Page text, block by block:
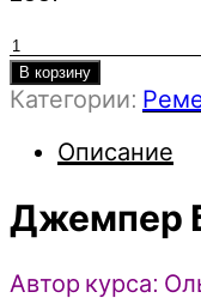
Количество
товара
Джемпер
Гибискус
Ольга
Маннапова
(2025)
В корзину
Категории:
Описание
Джемпер
Автор курса: